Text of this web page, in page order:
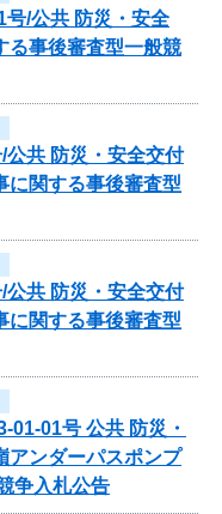
号/公共 防災・安全
る事後審査型一般競
公共 防災・安全交付
に関する事後審査型
公共 防災・安全交付
に関する事後審査型
01-01号 公共 防災・
アンダーパスポンプ
争入札公告